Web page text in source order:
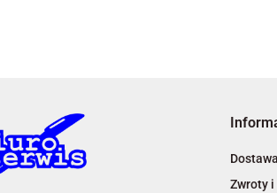
Dostawa
Zwroty